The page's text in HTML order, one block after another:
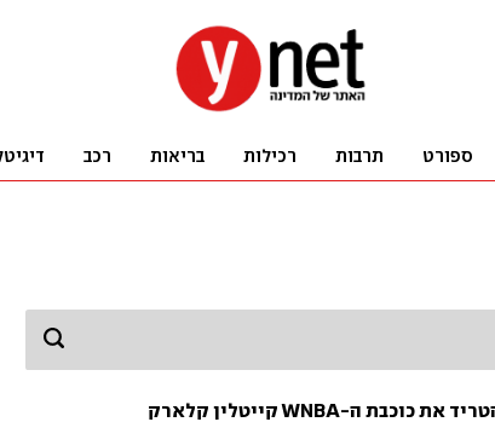
ספורט תרבות רכילות בריאות רכב